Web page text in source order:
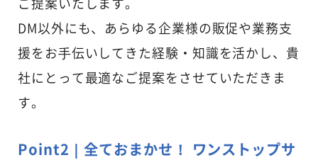
ご提案いたします。
DM以外にも、あらゆる企業様の販促や業務支
援をお⼿伝いしてきた経験・知識を活かし、貴
社にとって最適なご提案をさせていただきま
す。
Point2｜全ておまかせ！ ワンストップサ